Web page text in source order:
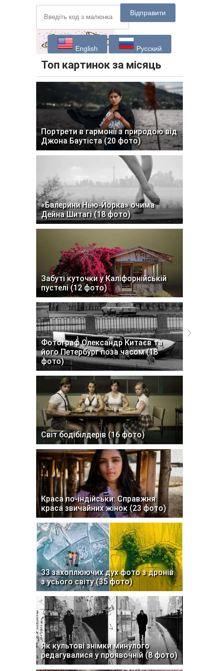
Відправити
English Русский
Топ картинок за місяць
Портрети в гармонії з природою від
Джона Баутіста (20 фото)
«Балерини Нью-Йорка» очима
Дейна Шитагі (18 фото)
Забуті куточки у Каліфорнійській
пустелі (12 фото)
Фотограф Олександр Китаєв та
його Петербург поза часом (18
фото)
Світ бодібілдерів (16 фото)
Краса по-індійськи: Справжня
краса звичайних жінок (23 фото)
33 захоплюючих дух фото з дронів
з усього світу (35 фото)
Як культові знімки минулого
редагувалися у проявочній (8 фото)